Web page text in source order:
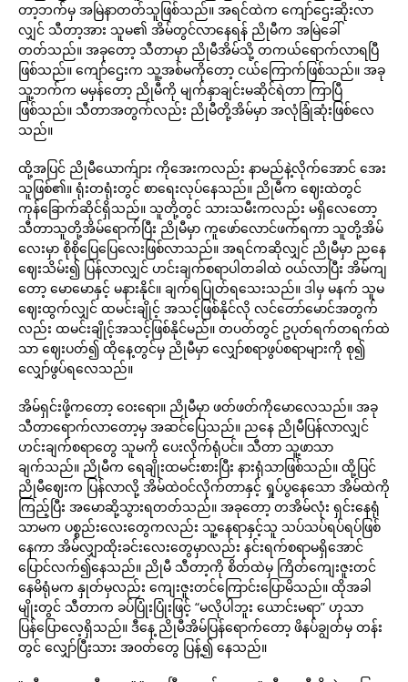
တာ့ဘက်မှ အမြဲနာတတ်သူဖြစ်သည်။ အရင်ထဲက ကျော်ဌေးဆိုးလာ
လျှင် သီတာ့အား သူမ၏ အိမ်တွင်လာနေရန် ညိုမီက အမြဲခေါ်
တတ်သည်။ အခုတော့ သီတာမှာ ညိုမီအိမ်သို့ တကယ်ရောက်လာရပြီ
ဖြစ်သည်။ ကျော်ဌေးက သူ့အစ်မကိုတော့ ငယ်ကြောက်ဖြစ်သည်။ အခု
သူ့ဘက်က မမှန်တော့ ညိုမီကို မျက်နှာချင်းမဆိုင်ရဲတာ ကြာပြီ
ဖြစ်သည်။ သီတာအတွက်လည်း ညိုမီတို့အိမ်မှာ အလုံခြုံဆုံးဖြစ်လေ
သည်။
ထို့အပြင် ညိုမီယောက်ျား ကိုအေးကလည်း နာမည်နဲ့လိုက်အောင် အေး
သူဖြစ်၏။ ရုံးတရုံးတွင် စာရေးလုပ်နေသည်။ ညိုမီက ဈေးထဲတွင်
ကုန်ခြောက်ဆိုင်ရှိသည်။ သူတို့တွင် သားသမီးကလည်း မရှိလေတော့
သီတာသူတို့အိမ်ရောက်ပြီး ညိုမီမှာ ကူဖော်လောင်ဖက်ရကာ သူတို့အိမ်
လေးမှာ စိုစိုပြေပြေလေးဖြစ်လာသည်။ အရင်ကဆိုလျှင် ညိုမီမှာ ညနေ
ဈေးသိမ်း၍ ပြန်လာလျှင် ဟင်းချက်စရာပါတခါထဲ ဝယ်လာပြီး အိမ်ကျ
တော့ မောမောနှင့် မနားနိုင်။ ချက်ရပြုတ်ရသေးသည်။ ဒါမှ မနက် သူမ
ဈေးထွက်လျှင် ထမင်းချိုင့် အသင့်ဖြစ်နိုင်လို လင်တော်မောင်အတွက်
လည်း ထမင်းချိုင့်အသင့်ဖြစ်နိုင်မည်။ တပတ်တွင် ဥပုတ်ရက်တရက်ထဲ
သာ ဈေးပတ်၍ ထိုနေ့တွင်မှ ညိုမီမှာ လျှော်စရာဖွပ်စရာများကို စု၍
လျှော်ဖွပ်ရလေသည်။
အိမ်ရှင်းဖို့ကတော့ ဝေးရော။ ညိုမီမှာ ဖတ်ဖတ်ကိုမောလေသည်။ အခု
သီတာရောက်လာတော့မှ အဆင်ပြေသည်။ ညနေ ညိုမီပြန်လာလျှင်
ဟင်းချက်စရာတွေ သူမကို ပေးလိုက်ရုံပင်။ သီတာ သူ့ဖာသာ
ချက်သည်။ ညိုမီက ရေချိုးထမင်းစားပြီး နားရုံသာဖြစ်သည်။ ထို့ပြင်
ညိုမီဈေးက ပြန်လာလို့ အိမ်ထဲဝင်လိုက်တာနှင့် ရှုပ်ပွနေသော အိမ်ထဲကို
ကြည့်ပြီး အမောဆို့သွားရတတ်သည်။ အခုတော့ တအိမ်လုံး ရှင်းနေရုံ
သာမက ပစ္စည်းလေးတွေကလည်း သူ့နေရာနှင့်သူ သပ်သပ်ရပ်ရပ်ဖြစ်
နေကာ အိမ်လျှာထိုးခင်းလေးတွေမှာလည်း နင်းရက်စရာမရှိအောင်
ပြောင်လက်၍နေသည်။ ညိုမီ သီတာ့ကို စိတ်ထဲမှ ကြိတ်ကျေးဇူးတင်
နေမိရုံမက နှုတ်မှလည်း ကျေးဇူးတင်ကြောင်းပြောမိသည်။ ထိုအခါ
မျိုးတွင် သီတာက ခပ်ပြုံးပြုံးဖြင့် “မလိုပါဘူး ယောင်းမရာ” ဟုသာ
ပြန်ပြောလေ့ရှိသည်။ ဒီနေ့ ညိုမီအိမ်ပြန်ရောက်တော့ ဖိနပ်ချွတ်မှ တန်း
တွင် လျှော်ပြီးသား အဝတ်တွေ ပြန့်၍ နေသည်။